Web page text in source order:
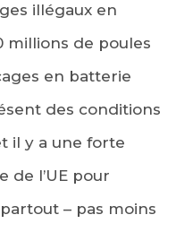
illégaux en
millions de poules
en batterie
des conditions
il y a une forte
de l’UE pour
– pas moins